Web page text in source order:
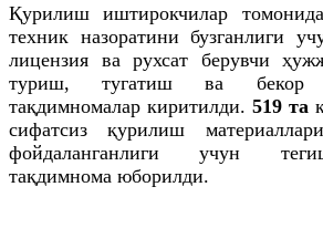
Қурилиш иштирокчилар
техник назоратини бузганлиги
лицензия ва рухсат берувчи
туриш, тугатиш ва бекор
тақдимномалар киритилди. 519 та
сифатсиз қурилиш
фойдаланганлиги учун
тақдимнома юборилди.